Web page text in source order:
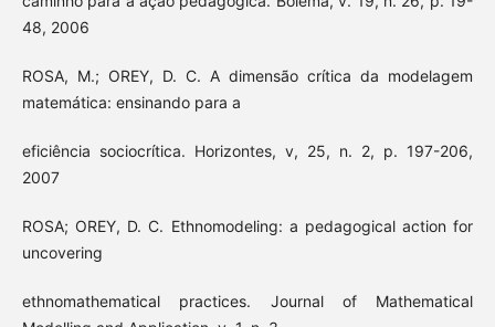
48, 2006
ROSA, M.; OREY, D. C. A dimensão crítica da modelagem
matemática: ensinando para a
eficiência sociocrítica. Horizontes, v, 25, n. 2, p. 197-206,
2007
ROSA; OREY, D. C. Ethnomodeling: a pedagogical action for
uncovering
ethnomathematical practices. Journal of Mathematical